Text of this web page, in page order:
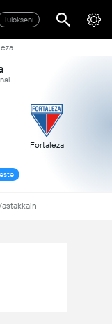
Tulokseni
Fortaleza